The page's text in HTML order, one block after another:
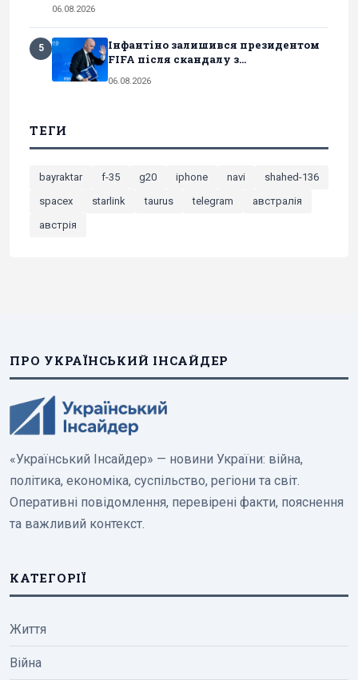
06.08.2026
5
Інфантіно залишився президентом
FIFA після скандалу з...
06.08.2026
ТЕГИ
bayraktar f-35 g20 iphone navi
shahed-136
spacex
starlink taurus telegram
австралія
австрія
ПРО УКРАЇНСЬКИЙ ІНСАЙДЕР
«Український Інсайдер» — новини України: війна,
політика, економіка, суспільство, регіони та світ.
Оперативні повідомлення, перевірені факти, пояснення
та важливий контекст.
КАТЕГОРІЇ
Життя
Війна